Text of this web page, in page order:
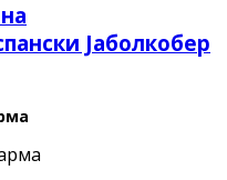
Јаболкобер